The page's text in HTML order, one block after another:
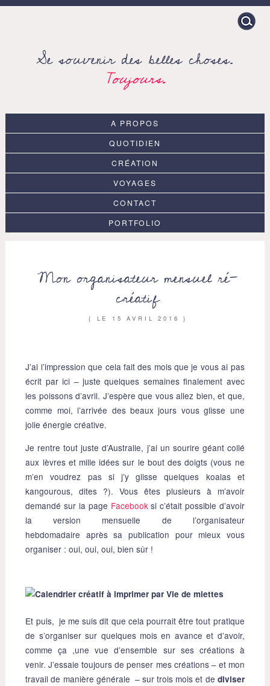
Search
for:
Se souvenir des belles choses.
Toujours.
A PROPOS
QUOTIDIEN
CRÉATION
VOYAGES
CONTACT
PORTFOLIO
Mon organisateur mensuel ré-
créatif
{ LE 15 AVRIL 2016 }
J’ai l’impression que cela fait des mois que je vous ai pas
écrit par ici – juste quelques semaines finalement avec
les poissons d’avril. J’espère que vous allez bien, et que,
comme moi, l’arrivée des beaux jours vous glisse une
jolie énergie créative.
Je rentre tout juste d’Australie, j’ai un sourire géant collé
aux lèvres et mille idées sur le bout des doigts (vous ne
m’en voudrez pas si j’y glisse quelques koalas et
kangourous, dites ?). Vous êtes plusieurs à m’avoir
demandé sur la page Facebook si c’était possible d’avoir
la version mensuelle de l’organisateur
hebdomadaire après sa publication pour mieux vous
organiser : oui, oui, oui, bien sûr !
Et puis, je me suis dit que cela pourrait être tout pratique
de s’organiser sur quelques mois en avance et d’avoir,
comme ça ,une vue d’ensemble sur ses créations à
venir. J’essaie toujours de penser mes créations – et mon
travail de manière générale – sur trois mois et de diviser